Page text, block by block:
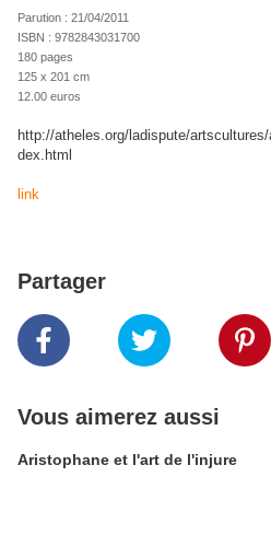
Parution : 21/04/2011
ISBN : 9782843031700
180 pages
125 x 201 cm
12.00 euros
http://atheles.org/ladispute/
dex.html
link
Partager
Vous aimerez aussi
Aristophane et l'art de l'injure